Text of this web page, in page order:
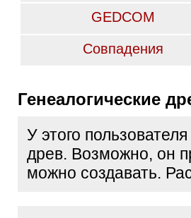
GEDCOM
Совпадения
Генеалогические
У этого
древ. Возможно, он
можно создавать.